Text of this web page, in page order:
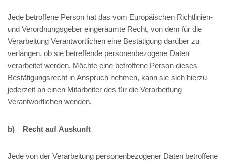
Jede betroffene Person hat das vom Europäischen Richtlinien-
und Verordnungsgeber eingeräumte Recht, von dem für die
Verarbeitung Verantwortlichen eine Bestätigung darüber zu
verlangen, ob sie betreffende personenbezogene Daten
verarbeitet werden. Möchte eine betroffene Person dieses
Bestätigungsrecht in Anspruch nehmen, kann sie sich hierzu
jederzeit an einen Mitarbeiter des für die Verarbeitung
Verantwortlichen wenden.
b) Recht auf Auskunft
Jede von der Verarbeitung personenbezogener Daten betroffene